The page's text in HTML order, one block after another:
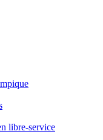
libre-service